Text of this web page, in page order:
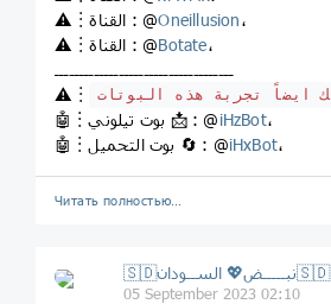
⚠️︙القناة : @Oneillusion،
⚠️︙القناة : @Botate،
⚠️︙
🤖︙بوت تيلوني 📩 : @iHzBot،
🤖︙بوت التحميل 🔄 : @iHxBot،
Читать полностью…
🇸🇩نبـــــض💖 الســودان🇸🇩
05 September 2023 02:10